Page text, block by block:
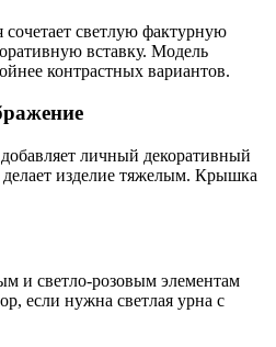
сочетает светлую фактурную
вставку. Модель
контрастных вариантов.
личный декоративный
делает изделие тяжелым. Крышка
и светло-розовым элементам
если нужна светлая урна с